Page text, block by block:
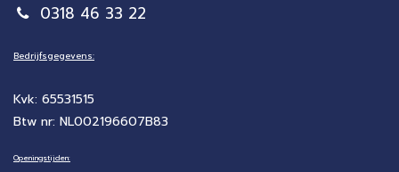
0318 46 33 22
Bedrijfsgegevens:
Kvk: 65531515
Btw nr: NL002196607B83
Openingstijden: